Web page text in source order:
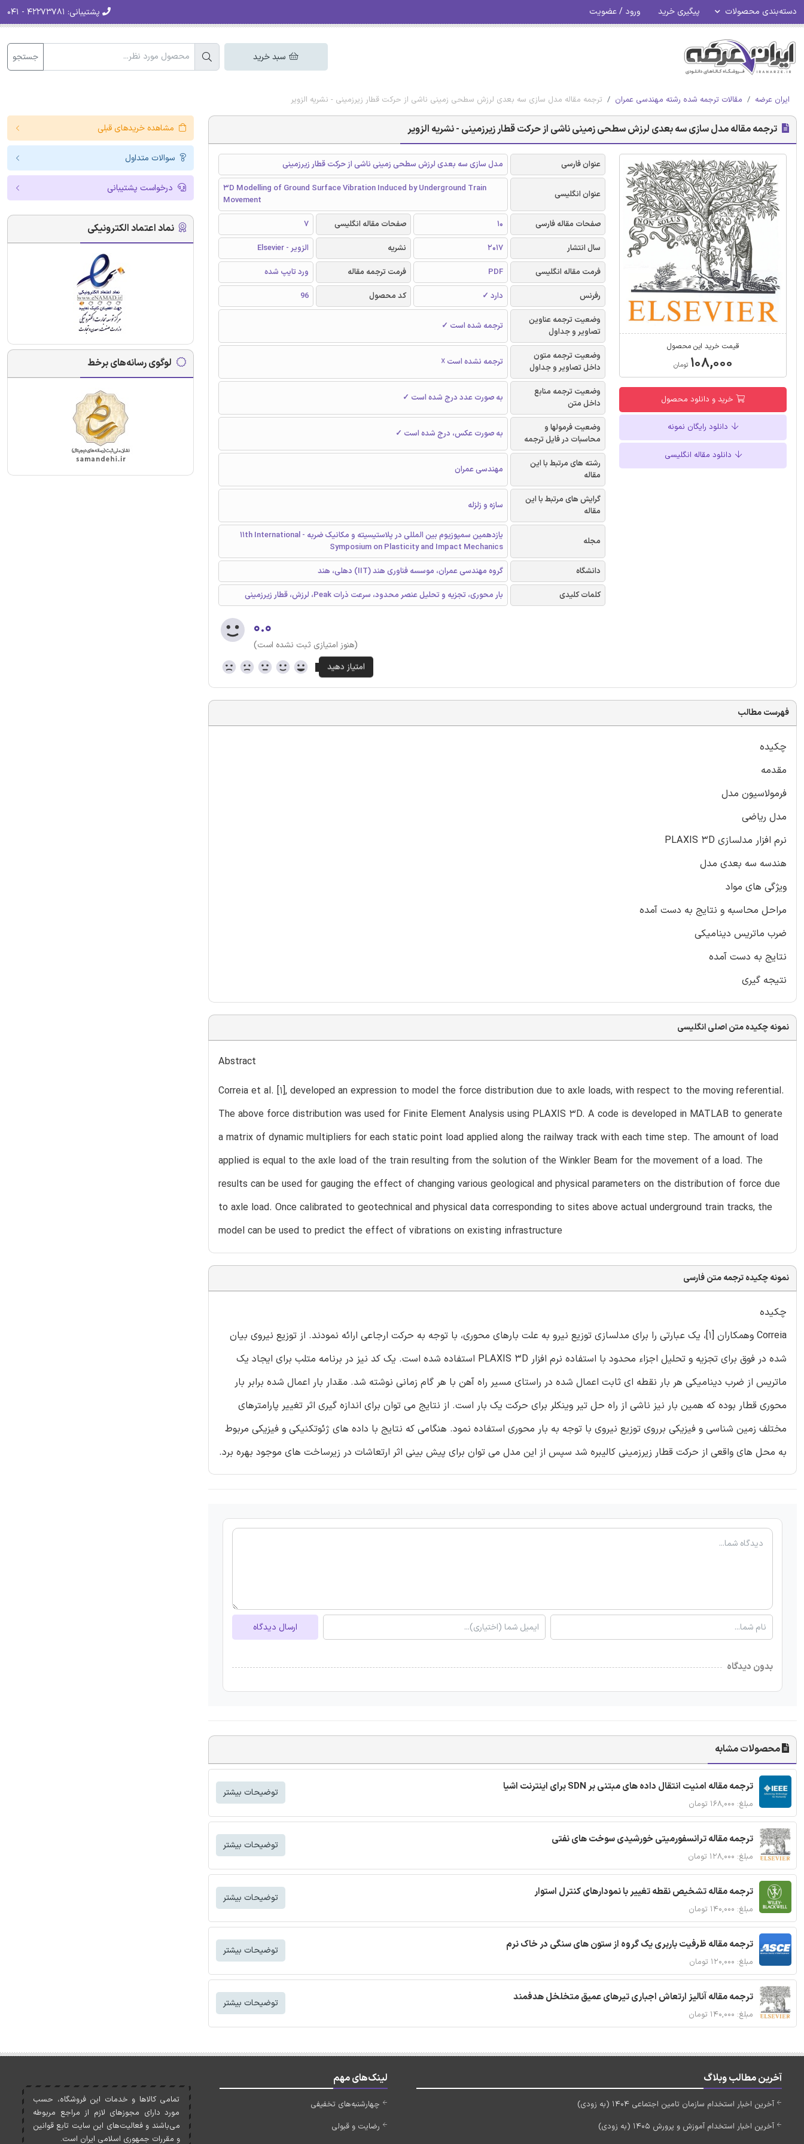
دسته‌بندی محصولات پیگیری خرید ورود / عضویت پشتیبانی:
سبد خرید جستجو
ایران عرضه مقالات ترجمه شده رشته مهندسی عمران ترجمه مقاله مدل سازی سه بعدی لرزش سطحی زمینی ناشی از حرکت قطار زیرزمینی - نشریه الزویر
ترجمه مقاله مدل سازی سه بعدی لرزش سطحی زمینی ناشی از حرکت قطار زیرزمینی - نشریه الزویر
قیمت خرید این محصول
۱۰۸,۰۰۰ تومان
خرید و دانلود محصول
دانلود رایگان نمونه
دانلود مقاله انگلیسی
عنوان فارسی مدل سازی سه بعدی لرزش سطحی زمینی ناشی از حرکت قطار زیرزمینی
عنوان انگلیسی
3D Modelling of Ground Surface Vibration Induced by Underground Train
Movement
صفحات مقاله فارسی
10 صفحات مقاله انگلیسی
7
سال انتشار
2017 نشریه
الزویر - Elsevier
فرمت مقاله انگلیسی
PDF فرمت ترجمه مقاله
ورد تایپ شده
رفرنس
دارد ✓ کد محصول
96
وضعیت ترجمه عناوین
تصاویر و جداول
ترجمه شده است ✓
وضعیت ترجمه متون
داخل تصاویر و جداول
ترجمه نشده است ☓
وضعیت ترجمه منابع
داخل متن
به صورت عدد درج شده است ✓
وضعیت فرمولها و
محاسبات در فایل ترجمه
به صورت عکس، درج شده است ✓
رشته های مرتبط با این
مقاله
مهندسی عمران
گرایش های مرتبط با این
مقاله
سازه و زلزله
مجله
یازدهمین سمپوزیوم بین المللی در پلاستیسیته و مکانیک ضربه - 11th International
Symposium on Plasticity and Impact Mechanics
دانشگاه
گروه مهندسی عمران، موسسه فناوری هند (IIT) دهلی، هند
کلمات کلیدی
بار محوری، تجزیه و تحلیل عنصر محدود، سرعت ذرات Peak، لرزش، قطار زیرزمینی
۰.۰
(هنوز امتیازی ثبت نشده است)
فهرست مطالب
چکیده
مقدمه
فرمولاسیون مدل
مدل ریاضی
نرم افزار مدلسازی PLAXIS 3D
هندسه سه بعدی مدل
ویژگی های مواد
مراحل محاسبه و نتایج به دست آمده
ضرب ماتریس دینامیکی
نتایج به دست آمده
نتیجه گیری
نمونه چکیده متن اصلی انگلیسی
Abstract
Correia et al. [1], developed an expression to model the force distribution due to axle loads, with respect to the moving referential.
The above force distribution was used for Finite Element Analysis using PLAXIS 3D. A code is developed in MATLAB to generate
a matrix of dynamic multipliers for each static point load applied along the railway track with each time step. The amount of load
applied is equal to the axle load of the train resulting from the solution of the Winkler Beam for the movement of a load. The
results can be used for gauging the effect of changing various geological and physical parameters on the distribution of force due
to axle load. Once calibrated to geotechnical and physical data corresponding to sites above actual underground train tracks, the
model can be used to predict the effect of vibrations on existing infrastructure
نمونه چکیده ترجمه متن فارسی
چکیده
Correia وهمکاران [1]، یک عبارتی را برای مدلسازی توزیع نیرو به علت بارهای محوری، با توجه به حرکت ارجاعی ارائه نمودند. از توزیع نیروی بیان
شده در فوق برای تجزیه و تحلیل اجزاء محدود با استفاده نرم افزار PLAXIS 3D استفاده شده است. یک کد نیز در برنامه متلب برای ایجاد یک
ماتریس از ضرب دینامیکی هر بار نقطه ای ثابت اعمال شده در راستای مسیر راه آهن با هر گام زمانی نوشته شد. مقدار بار اعمال شده برابر بار
محوری قطار بوده که همین بار نیز ناشی از راه حل تیر وینکلر برای حرکت یک بار است. از نتایج می توان برای اندازه گیری اثر تغییر پارامترهای
مختلف زمین شناسی و فیزیکی برروی توزیع نیروی با توجه به بار محوری استفاده نمود. هنگامی که نتایج با داده های ژئوتکنیکی و فیزیکی مربوط
به محل های واقعی از حرکت قطار زیرزمینی کالیبره شد سپس از این مدل می توان برای پیش بینی اثر ارتعاشات در زیرساخت های موجود بهره برد.
ارسال دیدگاه
بدون دیدگاه
محصولات مشابه
ترجمه مقاله امنیت انتقال داده های مبتنی بر SDN برای اینترنت اشیا
مبلغ: ۱۶۸,۰۰۰ تومان
توضیحات بیشتر
ترجمه مقاله ترانسفورمیتی خورشیدی سوخت های نفتی
مبلغ: ۱۲۸,۰۰۰ تومان
توضیحات بیشتر
ترجمه مقاله تشخیص نقطه تغییر با نمودارهای کنترل استوار
مبلغ: ۱۴۰,۰۰۰ تومان
توضیحات بیشتر
ترجمه مقاله ظرفیت باربری یک گروه از ستون های سنگی در خاک نرم
مبلغ: ۱۲۰,۰۰۰ تومان
توضیحات بیشتر
ترجمه مقاله آنالیز ارتعاش اجباری تیرهای عمیق متخلخل هدفمند
مبلغ: ۱۴۰,۰۰۰ تومان
توضیحات بیشتر
مشاهده خریدهای قبلی
سوالات متداول
درخواست پشتیبانی
نماد اعتماد الکترونیکی
لوگوی رسانه‌های برخط
آخرین مطالب وبلاگ
آخرین اخبار استخدام سازمان تامین اجتماعی 1404 (به زودی)
آخرین اخبار استخدام آموزش و پرورش 1405 (به زودی)
لینک‌های مهم
چهارشنبه‌های تخفیفی
رضایت و قبولی
تمامی کالاها و خدمات اين فروشگاه، حسب
مورد دارای مجوزهای لازم از مراجع مربوطه
می‌باشند و فعاليت‌های اين سايت تابع قوانين
و مقررات جمهوری اسلامی ايران است.